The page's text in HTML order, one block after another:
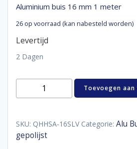
Aluminium buis 16 mm 1 meter
26 op voorraad (kan nabesteld worden)
Levertijd
2 Dagen
Aluminium
1
meter
aantal
Toevoegen
SKU: QHHSA-16SLV Categorie: Alu
gepolijst